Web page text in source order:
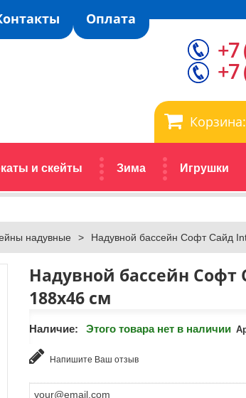
Оплата
Корзина:
и скейты Зима Игрушки
+7
+7
надувные > Надувной бассейн Софт Сайд
Надувной бассейн Софт
188х46 см
Наличие: Этого товара нет в наличии
Напишите Ваш отзыв